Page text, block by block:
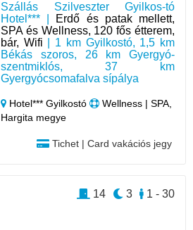
Szállás Szilveszter Gyilkos-tó
Hotel*** | Erdő és patak mellett,
SPA és Wellness, 120 fős étterem,
bár, Wifi | 1 km Gyilkostó, 1,5 km
Békás szoros, 26 km Gyergyó-
szentmiklós, 37 km
Gyergyócsomafalva sípálya
Hotel*** Gyilkostó
Wellness | SPA,
Hargita megye
Tichet | Card vakációs jegy
1 - 30
3
14